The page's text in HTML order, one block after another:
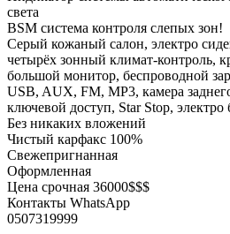
света
BSM система контроля слепых зон!
Серый кожаный салон, электро
четырёх зонный климат-контроль,
большой монитор, беспроводной
USB, AUX, FM, MP3, камера
ключевой доступ, Star Stop,
Без никаких вложений
Чистый карфакс 100%
Свежепригнанная
Оформленная
Цена срочная 36000$$$
Контакты WhatsApp
0507319999